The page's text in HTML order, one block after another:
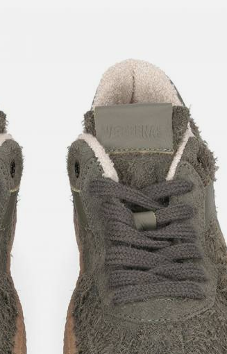
SANDALI BASSI
SCARPE CON TACCO
STIVALI E STIVALETTI